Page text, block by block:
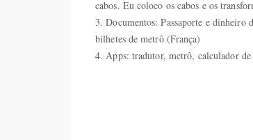
cabos. Eu coloco os cabos e os
3. Documentos: Passaporte e
bilhetes de metrô (França)
4. Apps: tradutor, metrô, calculador